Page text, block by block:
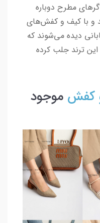
مطرح دوباره
و با کیف و کفش‌های
دیده می‌شوند که
ترند جلب کرده
کفش موجود